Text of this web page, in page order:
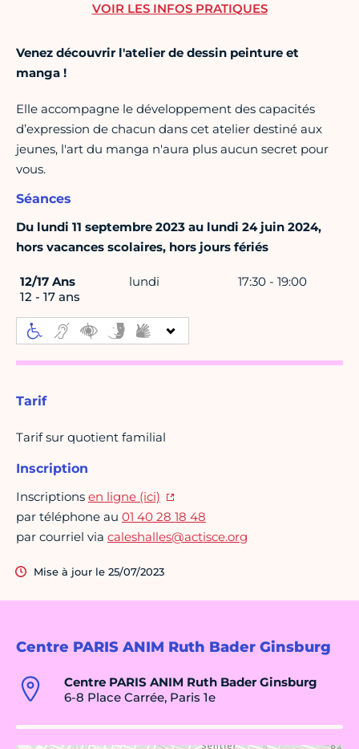
Centre PARIS ANIM Ruth Bader Ginsburg
Centre PARIS ANIM Ruth Bader Ginsburg
6-8 Place Carrée, Paris 1e
Venez découvrir l'atelier de dessin peinture et
manga !
Elle accompagne le développement des capacités
d’expression de chacun dans cet atelier destiné aux
jeunes, l'art du manga n'aura plus aucun secret pour
vous.
Séances
Du lundi 11 septembre 2023 au lundi 24 juin 2024,
hors vacances scolaires, hors jours fériés
12/17 Ans
12 - 17 ans
lundi 17:30 - 19:00
Tarif
Tarif sur quotient familial
Inscription
Inscriptions en ligne (ici)
par téléphone au 01 40 28 18 48
par courriel via caleshalles@actisce.org
Mise à jour le 25/07/2023
VOIR LES INFOS PRATIQUES